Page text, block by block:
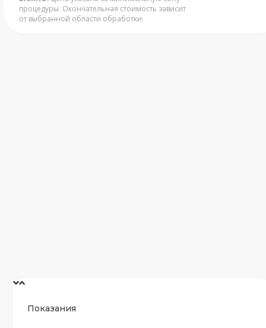
процедуры. Окончательная стоимость зависит
от выбранной области обработки.
Показания